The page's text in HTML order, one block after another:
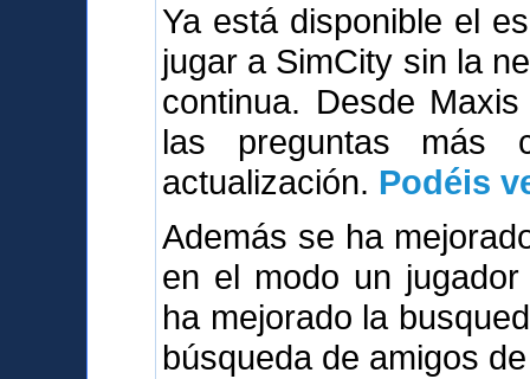
Ya está disponible el
jugar a SimCity sin la
continua. Desde
las preguntas más
actualización. Podéis
Además se ha
en el modo un
ha mejorado la
búsqueda de amigos